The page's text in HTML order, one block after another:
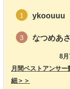
1 ykoouuu
3 なつめあ
8
月間ベストアンサ
細＞＞